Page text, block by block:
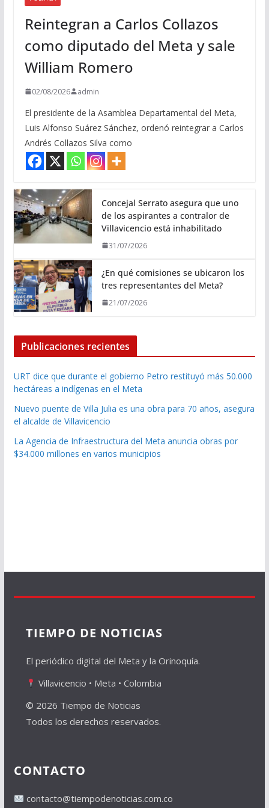
Reintegran a Carlos Collazos
como diputado del Meta y sale
William Romero
02/08/2026 admin
El presidente de la Asamblea Departamental del Meta,
Luis Alfonso Suárez Sánchez, ordenó reintegrar a Carlos
Andrés Collazos Silva como
Concejal Serrato asegura que uno
de los aspirantes a contralor de
Villavicencio está inhabilitado
31/07/2026
¿En qué comisiones se ubicaron los
tres representantes del Meta?
21/07/2026
Publicaciones recientes
URT dice que durante el gobierno Petro restituyó más 50.000
hectáreas a indígenas en el Meta
Nuevo puente de Villa Julia es una obra para 70 años, asegura
el alcalde de Villavicencio
La Agencia de Infraestructura del Meta anuncia obras por
$34.000 millones en varios municipios
TIEMPO DE NOTICIAS
El periódico digital del Meta y la Orinoquía.
Villavicencio • Meta • Colombia
© 2026 Tiempo de Noticias
Todos los derechos reservados.
CONTACTO
contacto@tiempodenoticias.com.co